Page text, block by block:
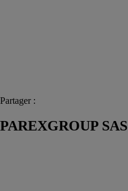
Partager :
PAREXGROUP SAS